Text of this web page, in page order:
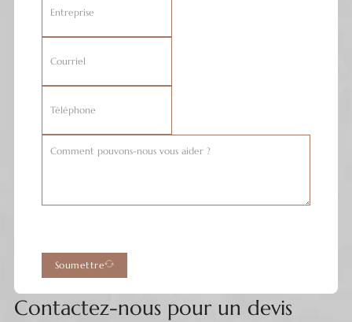
Contactez-nous pour un devis
Soumettre